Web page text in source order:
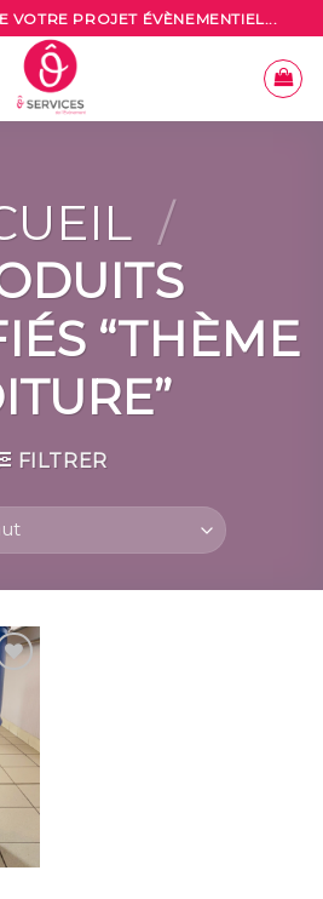
VOTRE PROJET ÉVÈNEMENTIEL...
/
“THÈME
FILTRER
la